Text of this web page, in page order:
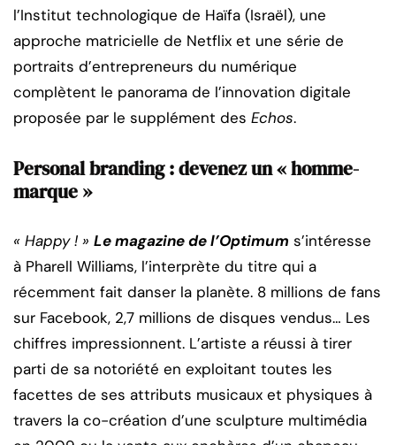
l’Institut technologique de Haïfa (Israël), une
approche matricielle de Netflix et une série de
portraits d’entrepreneurs du numérique
complètent le panorama de l’innovation digitale
proposée par le supplément des Echos.
Personal branding :devenez un « homme-
marque »
« Happy ! » Le magazine de l’Optimum s’intéresse
à Pharell Williams, l’interprète du titre qui a
récemment fait danser la planète. 8 millions de fans
sur Facebook, 2,7 millions de disques vendus… Les
chiffres impressionnent. L’artiste a réussi à tirer
parti de sa notoriété en exploitant toutes les
facettes de ses attributs musicaux et physiques à
travers la co-création d’une sculpture multimédia